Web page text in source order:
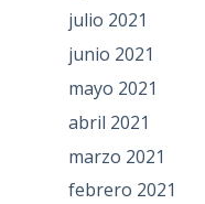
julio 2021
junio 2021
mayo 2021
abril 2021
marzo 2021
febrero 2021